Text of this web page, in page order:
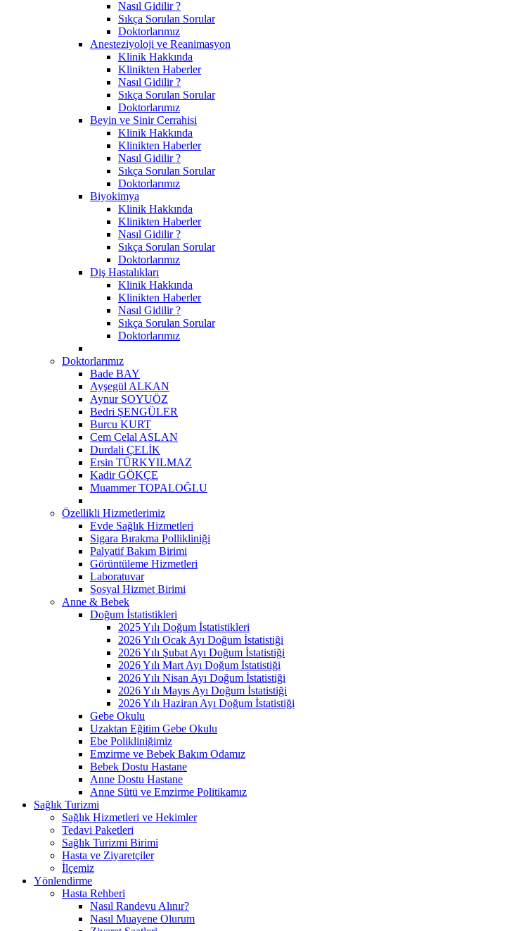
Nasıl Gidilir ?
Sıkça Sorulan Sorular
Doktorlarımız
Anesteziyoloji ve Reanimasyon
Klinik Hakkında
Klinikten Haberler
Nasıl Gidilir ?
Sıkça Sorulan Sorular
Doktorlarımız
Beyin ve Sinir Cerrahisi
Klinik Hakkında
Klinikten Haberler
Nasıl Gidilir ?
Sıkça Sorulan Sorular
Doktorlarımız
Biyokimya
Klinik Hakkında
Klinikten Haberler
Nasıl Gidilir ?
Sıkça Sorulan Sorular
Doktorlarımız
Diş Hastalıkları
Klinik Hakkında
Klinikten Haberler
Nasıl Gidilir ?
Sıkça Sorulan Sorular
Doktorlarımız
Doktorlarımız
Bade BAY
Ayşegül ALKAN
Aynur SOYUÖZ
Bedri ŞENGÜLER
Burcu KURT
Cem Celal ASLAN
Durdali ÇELİK
Ersin TÜRKYILMAZ
Kadir GÖKÇE
Muammer TOPALOĞLU
Özellikli Hizmetlerimiz
Evde Sağlık Hizmetleri
Sigara Bırakma Pollikliniği
Palyatif Bakım Birimi
Görüntüleme Hizmetleri
Laboratuvar
Sosyal Hizmet Birimi
Anne & Bebek
Doğum İstatistikleri
2025 Yılı Doğum İstatistikleri
2026 Yılı Ocak Ayı Doğum İstatistiği
2026 Yılı Şubat Ayı Doğum İstatistiği
2026 Yılı Mart Ayı Doğum İstatistiği
2026 Yılı Nisan Ayı Doğum İstatistiği
2026 Yılı Mayıs Ayı Doğum İstatistiği
2026 Yılı Haziran Ayı Doğum İstatistiği
Gebe Okulu
Uzaktan Eğitim Gebe Okulu
Ebe Polikliniğimiz
Emzirme ve Bebek Bakım Odamız
Bebek Dostu Hastane
Anne Dostu Hastane
Anne Sütü ve Emzirme Politikamız
Sağlık Turizmi
Sağlık Hizmetleri ve Hekimler
Tedavi Paketleri
Sağlık Turizmi Birimi
Hasta ve Ziyaretçiler
İlçemiz
Yönlendirme
Hasta Rehberi
Nasıl Randevu Alınır?
Nasıl Muayene Olurum